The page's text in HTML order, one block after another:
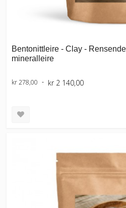
Bentonittleire - Clay -
mineralleire
kr 278,00 kr 2 140,00